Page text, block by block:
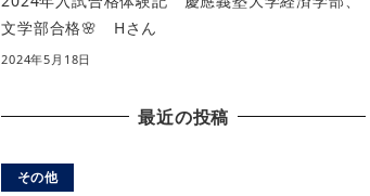
文学部合格🌸 Hさん
2024年5月18日
最近の投稿
その他